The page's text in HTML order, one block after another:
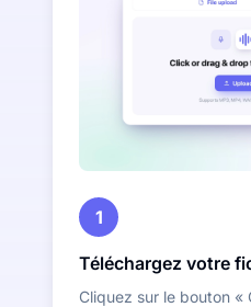
1
Téléchargez votre
Cliquez sur le bouton «